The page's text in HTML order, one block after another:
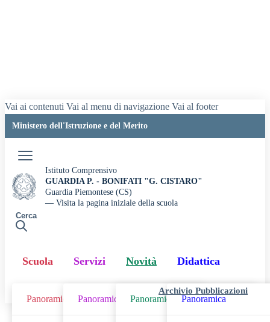
Vai ai contenuti Vai al menu di navigazione Vai al footer
Ministero dell'Istruzione e del Merito
Istituto Comprensivo
GUARDIA P. - BONIFATI "G. CISTARO"
Guardia Piemontese (CS)
— Visita la pagina iniziale della scuola
Cerca
Scuola
Panoramica
Servizi
Panoramica
Novità
Panoramica
Didattica
Panoramica
Archivio Pubblicazioni